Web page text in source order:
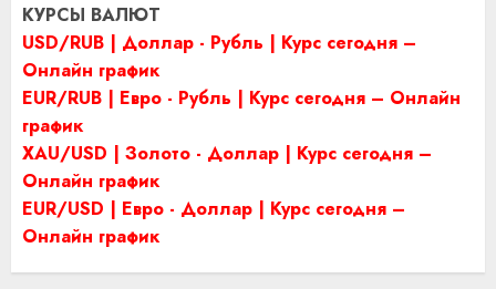
КУРСЫ ВАЛЮТ
USD/RUB | Доллар - Рубль | Курс сегодня –
Онлайн график
EUR/RUB | Евро - Рубль | Курс сегодня – Онлайн
график
XAU/USD | Золото - Доллар | Курс сегодня –
Онлайн график
EUR/USD | Евро - Доллар | Курс сегодня –
Онлайн график